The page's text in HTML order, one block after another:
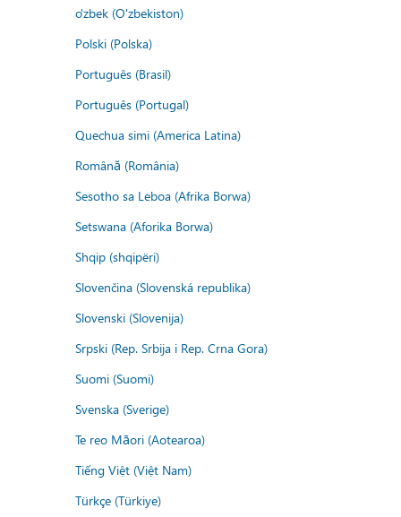
o'zbek (O'zbekiston)
Polski (Polska)
Português (Brasil)
Português (Portugal)
Quechua simi (America Latina)
Română (România)
Sesotho sa Leboa (Afrika Borwa)
Setswana (Aforika Borwa)
Shqip (shqipëri)
Slovenčina (Slovenská republika)
Slovenski (Slovenija)
Srpski (Rep. Srbija i Rep. Crna Gora)
Suomi (Suomi)
Svenska (Sverige)
Te reo Māori (Aotearoa)
Tiếng Việt (Việt Nam)
Türkçe (Türkiye)